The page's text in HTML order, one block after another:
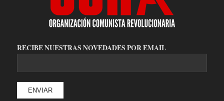
RECIBE NUESTRAS NOVEDADES POR EMAIL